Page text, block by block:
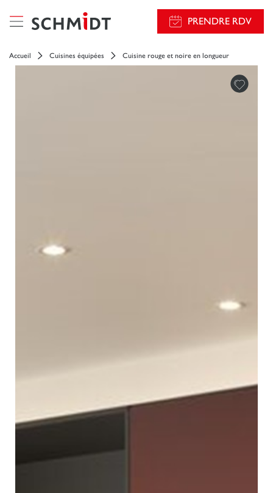
PRENDRE RDV
Accueil Cuisines équipées Cuisine rouge et noire en longueur